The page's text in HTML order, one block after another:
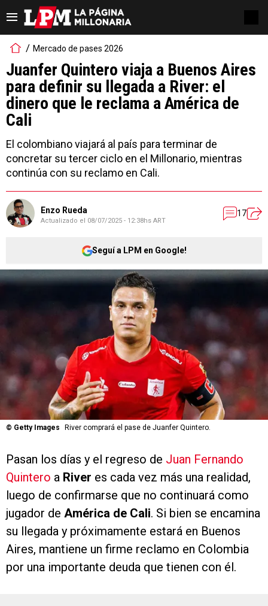
Mercado de pases 2026
Juanfer Quintero viaja a Buenos Aires
para definir su llegada a River: el
dinero que le reclama a América de
Cali
El colombiano viajará al país para terminar de
concretar su tercer ciclo en el Millonario, mientras
continúa con su reclamo en Cali.
Enzo Rueda
Actualizado el 08/07/2025 - 12:38hs ART
17
Seguí a LPM en Google!
© Getty Images River comprará el pase de Juanfer Quintero.
Pasan los días y el regreso de Juan Fernando
Quintero a River es cada vez más una realidad,
luego de confirmarse que no continuará como
jugador de América de Cali. Si bien se encamina
su llegada y próximamente estará en Buenos
Aires, mantiene un firme reclamo en Colombia
por una importante deuda que tienen con él.